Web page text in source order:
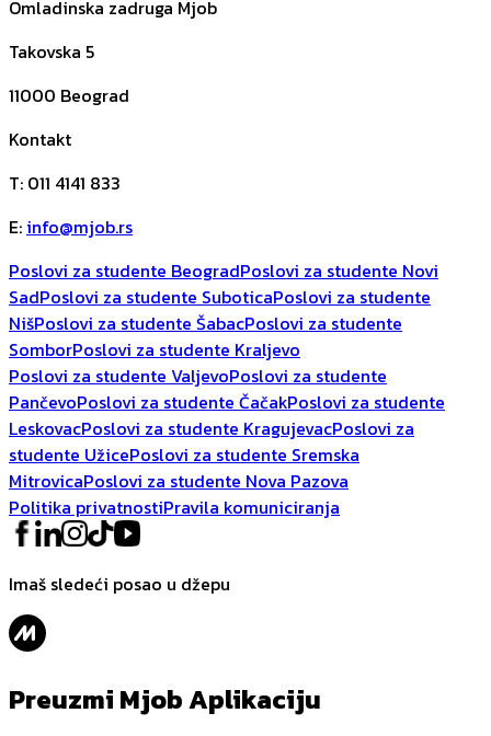
Omladinska zadruga Mjob
Takovska 5
11000 Beograd
Kontakt
T: 011 4141 833
E: info@mjob.rs
Poslovi za studente BeogradPoslovi za studente Novi
SadPoslovi za studente SuboticaPoslovi za studente
NišPoslovi za studente ŠabacPoslovi za studente
SomborPoslovi za studente Kraljevo
Poslovi za studente ValjevoPoslovi za studente
PančevoPoslovi za studente ČačakPoslovi za studente
LeskovacPoslovi za studente KragujevacPoslovi za
studente UžicePoslovi za studente Sremska
MitrovicaPoslovi za studente Nova Pazova
Politika privatnostiPravila komuniciranja
Imaš sledeći posao u džepu
Preuzmi Mjob Aplikaciju